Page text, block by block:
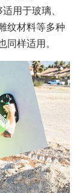
用于玻璃、
纹材料等多种
样适用。